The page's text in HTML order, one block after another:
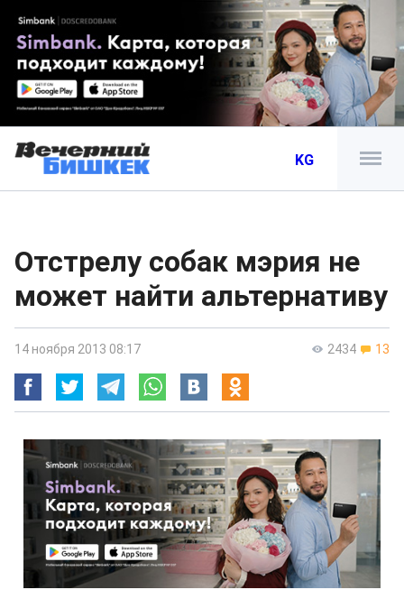
KG
Отстрелу собак мэрия не
может найти альтернативу
2434 13
14 ноября 2013 08:17